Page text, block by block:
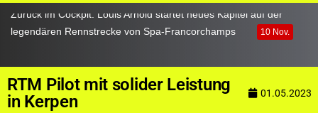
Kollision verhindert Top-Ergebnis in Ampfing 19 Juni
Ich brauche Ihre Hilfe für Genk!
RTM Pilot mit solider Leistung
in Kerpen
01.05.2023